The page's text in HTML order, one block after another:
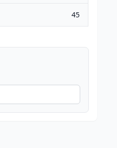
45